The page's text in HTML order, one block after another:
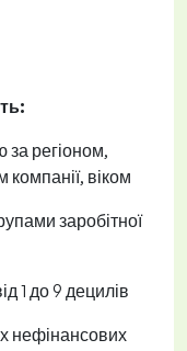
за регіоном,
віком
заробітної
1 до 9 децилів
нефінансових